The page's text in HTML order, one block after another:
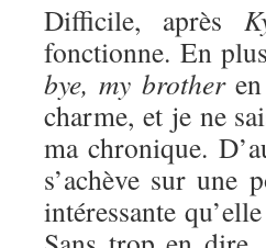
Difficile, après
fonctionne. En
bye, my brother
charme, et je ne
ma chronique.
s’achève sur une
intéressante